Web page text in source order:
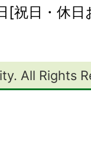
[祝日・休
All Rights